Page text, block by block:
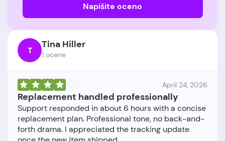
Napišite oceno
T Tina Hiller
1 ocene
April 24, 2026
Replacement handled professionally
Support responded in about 6 hours with a concise
replacement plan. Professional tone, no back-and-
forth drama. I appreciated the tracking update